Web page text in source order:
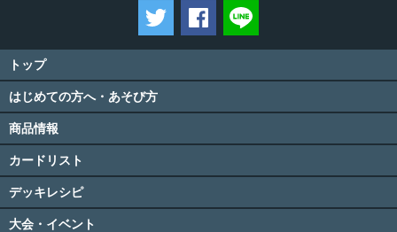
ツイートするFacebookでシェアする
トップ
はじめての方へ・あそび方
商品情報
カードリスト
デッキレシピ
大会・イベント